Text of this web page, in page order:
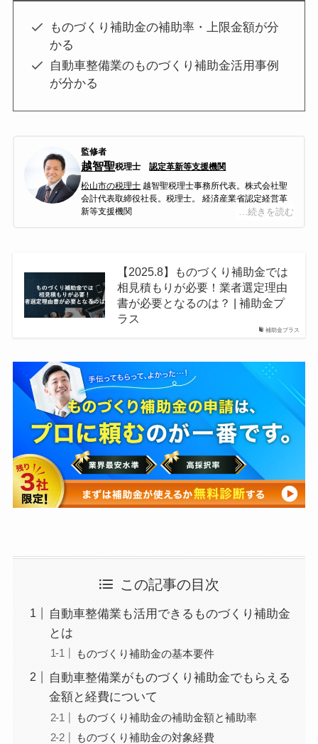
ものづくり補助金の補助率・上限金額が分
かる
自動車整備業のものづくり補助金活用事例
が分かる
監修者
越智聖税理士認定革新等支援機関
…続きを読む
松山市の税理士 越智聖税理士事務所代表。株式会社聖
会計代表取締役社長。税理士。 経済産業省認定経営革
新等支援機関
グ、緻密な経営診断にもとづく経営コンサルティング
などを得意としている。前職において関与先の上場支
援、多くの業種の税務経営支援、相続税、事業承継対
策に従事し、12年の実務経験を経て独立開業。現在、
職員６名の体制でお客様を支援。
援機関として多くの事業者を支援。愛媛県内で事業再
構築補助金の採択率が税理士、会計士、中小企業診断
士などの中で5位になる。四国税理士会松山支部所属。
高齢化社会の要請である介護事業経営支援にも取り組
み、新規事業立ち上げから財務体質改善、集客アドバ
イスなど、さまざまなサービスを提供。また、様々な
業種に対応し、建設業、飲食業、不動産業、社会福祉
法人、酪農業、さらには漫画家、芸能関係などの珍し
い業種にも対応している。仕事のほとんどがお客様や
他士業の先生からの紹介となっている。現状では80％
が紹介で、それ以外は直接の依頼や、ネットでの集客
である。税理士業務以外の仕事（保険、法人設立、建
を基に徹底的に分析して改善すべき点を指摘。また、
グ調査も実施。これにより、一般的には7割が赤字企業
といわれるなか、当事務所の顧問先の黒字率は6割を超
える。
【他媒体での監修事例】
補助金プラス
【2025.8】ものづくり補助金では
相見積もりが必要！業者選定理由
書が必要となるのは？ | 補助金プ
ラス
この記事の目次
自動車整備業も活用できるものづくり補助金
とは
ものづくり補助金の基本要件
自動車整備業がものづくり補助金でもらえる
金額と経費について
ものづくり補助金の補助金額と補助率
ものづくり補助金の対象経費